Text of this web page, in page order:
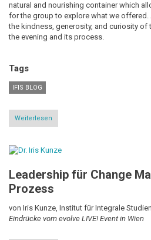
natural and nourishing container which
for the group to explore what we offered.
the kindness, generosity, and curiosity
the evening and its process.
Tags
IFIS BLOG
Weiterlesen
To
love
our
Colloquium
on
Governance
for
Leadership für Change
Prozess
von Iris Kunze, Institut für Integrale
Eindrücke vom evolve LIVE! Event in Wien